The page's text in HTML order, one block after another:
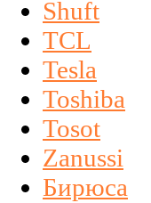
Shuft
TCL
Tesla
Toshiba
Tosot
Zanussi
Бирюса